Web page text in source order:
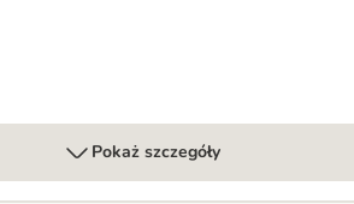
Pokaż szczegóły